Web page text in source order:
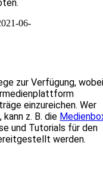
06-
zur Verfügung,
einzureichen. Wer
z. B. die
und Tutorials für den
werden.